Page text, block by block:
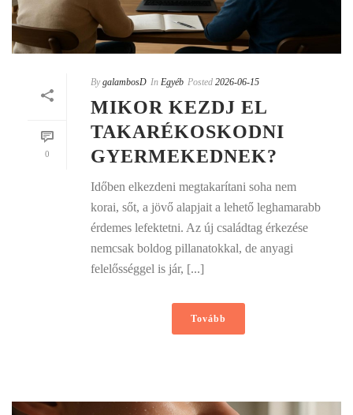
0
By galambosD In Egyéb Posted 2026-06-15
MIKOR KEZDJ EL
TAKARÉKOSKODNI
GYERMEKEDNEK?
Időben elkezdeni megtakarítani soha nem
korai, sőt, a jövő alapjait a lehető leghamarabb
érdemes lefektetni. Az új családtag érkezése
nemcsak boldog pillanatokkal, de anyagi
felelősséggel is jár, [...]
Tovább